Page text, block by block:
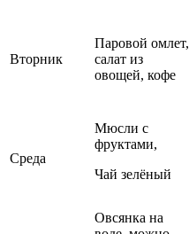
Вторник
Паровой омлет,
салат из
овощей, кофе
Среда
Мюсли с
фруктами,
Чай зелёный
Овсянка на